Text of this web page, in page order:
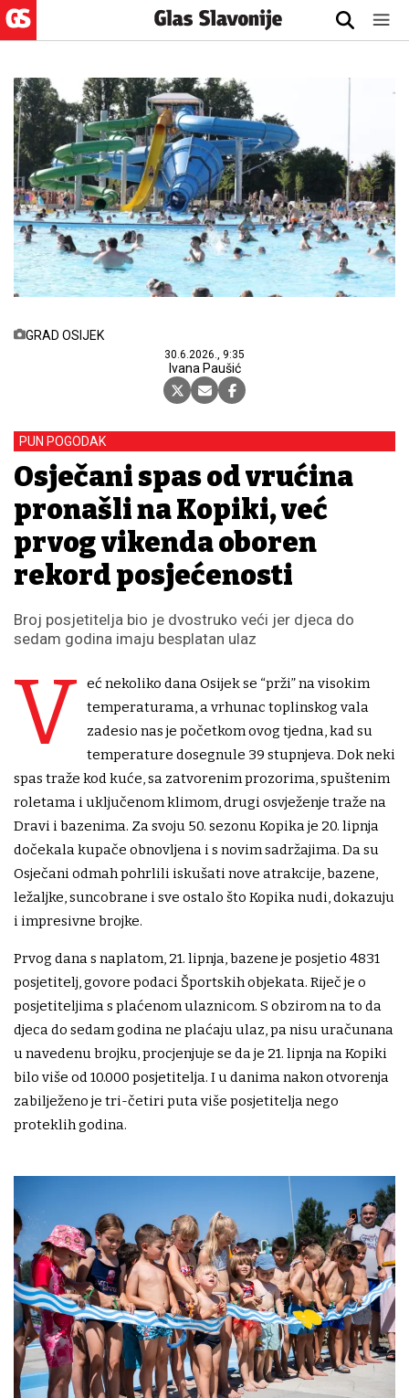
GRAD OSIJEK
30.6.2026., 9:35
Ivana Paušić
PUN POGODAK
Osječani spas od vrućina
pronašli na Kopiki, već
prvog vikenda oboren
rekord posjećenosti
Broj posjetitelja bio je dvostruko veći jer djeca do
sedam godina imaju besplatan ulaz
V
eć nekoliko dana Osijek se “prži” na visokim
temperaturama, a vrhunac toplinskog vala
zadesio nas je početkom ovog tjedna, kad su
temperature dosegnule 39 stupnjeva. Dok neki
spas traže kod kuće, sa zatvorenim prozorima, spuštenim
roletama i uključenom klimom, drugi osvježenje traže na
Dravi i bazenima. Za svoju 50. sezonu Kopika je 20. lipnja
dočekala kupače obnovljena i s novim sadržajima. Da su
Osječani odmah pohrlili iskušati nove atrakcije, bazene,
ležaljke, suncobrane i sve ostalo što Kopika nudi, dokazuju
i impresivne brojke.
Prvog dana s naplatom, 21. lipnja, bazene je posjetio 4831
posjetitelj, govore podaci Športskih objekata. Riječ je o
posjetiteljima s plaćenom ulaznicom. S obzirom na to da
djeca do sedam godina ne plaćaju ulaz, pa nisu uračunana
u navedenu brojku, procjenjuje se da je 21. lipnja na Kopiki
bilo više od 10.000 posjetitelja. I u danima nakon otvorenja
zabilježeno je tri-četiri puta više posjetitelja nego
proteklih godina.